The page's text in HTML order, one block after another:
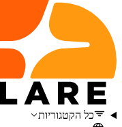
כל הקטגוריות